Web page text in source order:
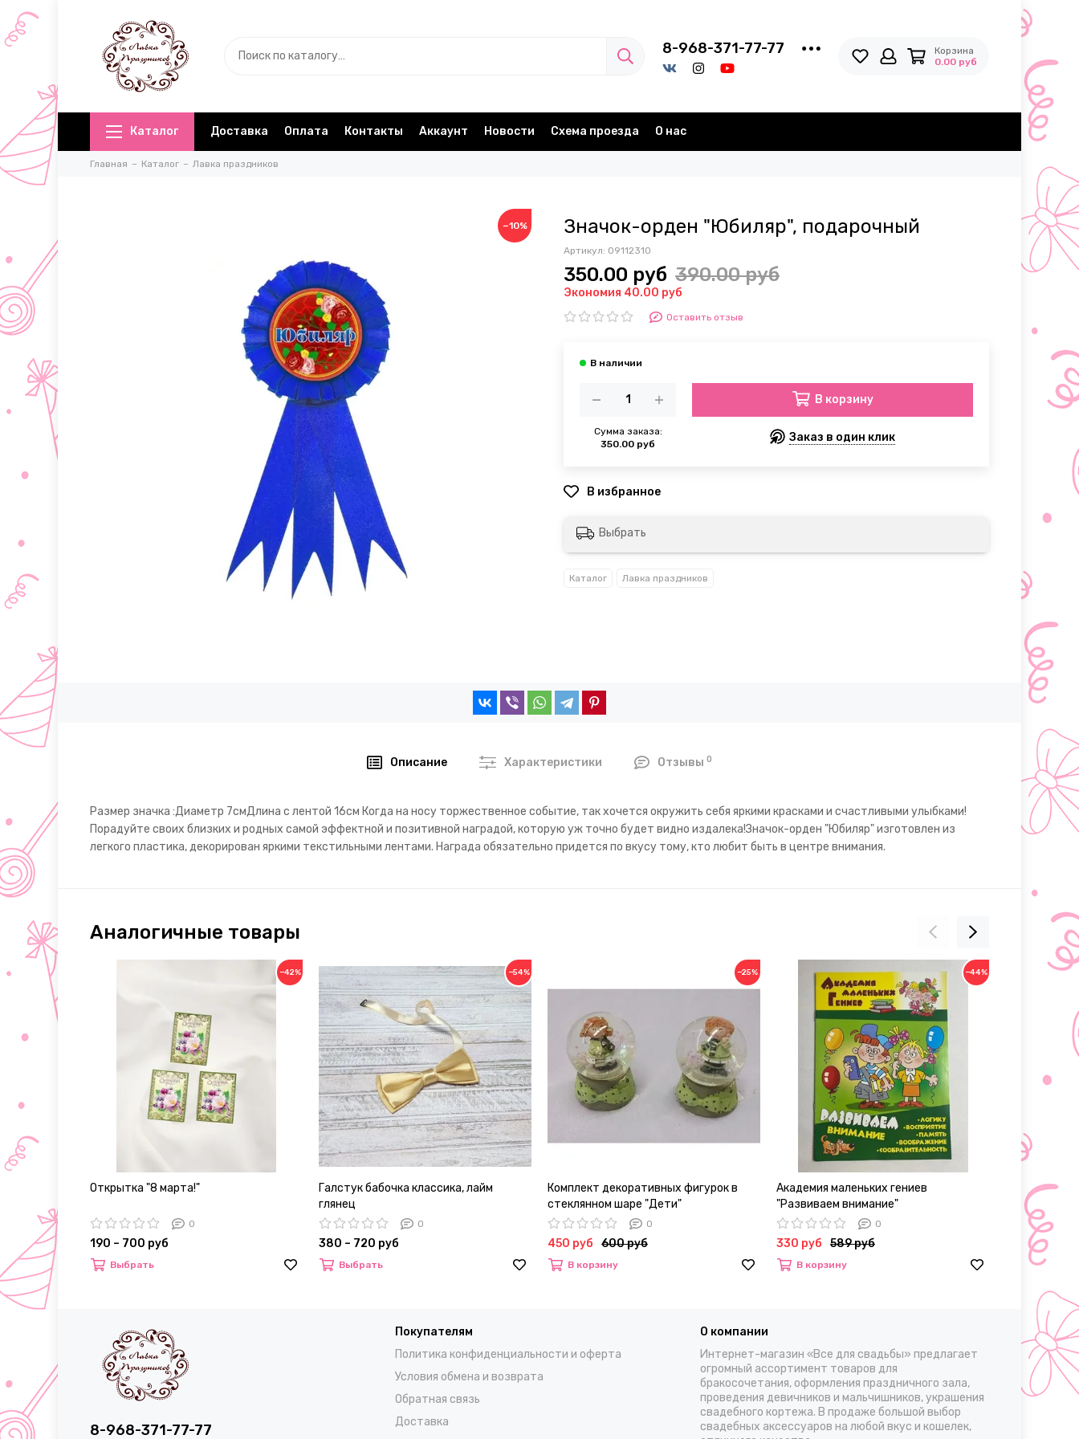
8-968-371-77-77
Корзина
0.00 руб
Каталог Доставка Оплата Контакты Аккаунт Новости Схема проезда О нас
Главная Каталог Лавка праздников
−10% Значок-орден "Юбиляр", подарочный
Артикул: 09112310
350.00 руб 390.00 руб
Экономия 40.00 руб
Оставить отзыв
Сумма заказа:
350.00 руб
В корзину
Заказ в один клик
Выбрать
Каталог Лавка праздников
Описание Характеристики Отзывы 0
Размер значка :Диаметр 7смДлина с лентой 16см Когда на носу торжественное событие, так хочется окружить себя яркими красками и счастливыми улыбками!
Порадуйте своих близких и родных самой эффектной и позитивной наградой, которую уж точно будет видно издалека!Значок-орден "Юбиляр" изготовлен из
легкого пластика, декорирован яркими текстильными лентами. Награда обязательно придется по вкусу тому, кто любит быть в центре внимания.
Аналогичные товары
−42%
Открытка "8 марта!"
0
190 – 700 руб
Выбрать
−54%
Галстук бабочка классика, лайм
глянец
0
380 – 720 руб
Выбрать
−25%
Комплект декоративных фигурок в
стеклянном шаре "Дети"
0
450 руб 600 руб
В корзину
−44%
Академия маленьких гениев
"Развиваем внимание"
0
330 руб 589 руб
В корзину
Колготки
30, L/XL
700 – 980
Выбрать
8-968-371-77-77
Покупателям
Политика конфиденциальности и оферта
Условия обмена и возврата
Обратная связь
Доставка
О компании
Интернет-магазин «Все для свадьбы» предлагает
огромный ассортимент товаров для
бракосочетания, оформления праздничного зала,
проведения девичников и мальчишников, украшения
свадебного кортежа. В продаже большой выбор
свадебных аксессуаров на любой вкус и кошелек,